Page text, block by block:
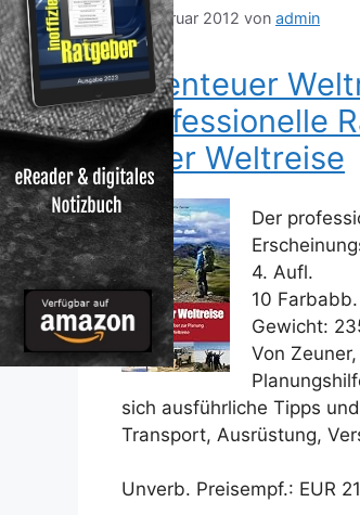
11. Februar 2012 von admin
Abenteuer
professionelle
einer Weltreise
Der
4. Aufl.
10 Farbabb.
Gewicht:
Von
sich ausführliche Tipps
Transport, Ausrüstung,
Unverb. Preisempf.: EUR